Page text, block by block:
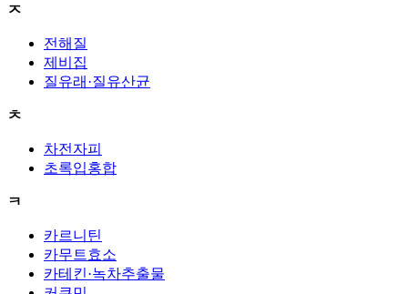
ㅈ
전해질
제비집
질유래·질유산균
ㅊ
차전자피
초록입홍합
ㅋ
카르니틴
카무트효소
카테킨·녹차추출물